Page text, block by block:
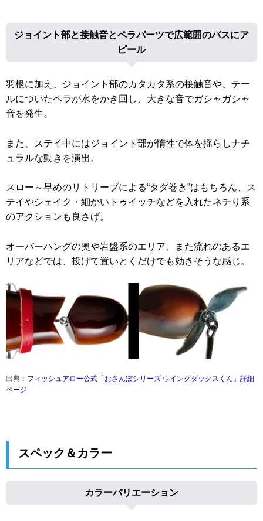
ジョイント部と接触音とペラパーツで広範囲のバスにア
ピール
羽根に加え、ジョイント部のカタカタ系の接触音や、テー
ルについたペラが水をかき回し、大きな音でガシャガシャ
音を発生。
また、ステイ中にはジョイント部が惰性で体を揺らしナチ
ュラルな動きを演出。
スロー～早めのリトリーブによる“タダ巻き”はもちろん、ス
テイやシェイク・細かいトゥイッチなどを入れたネチり系
のアクションも良さげ。
オーバーハングの奥や岩盤系のエリア、また流れのあるエ
リアなどでは、投げて置いとくだけでも効きそうな感じ。
出典： フィッシュアロー公式「おさんぽシリーズ ウイングダックスくん」詳細
ページ
スペック＆カラー
カラーバリエーション